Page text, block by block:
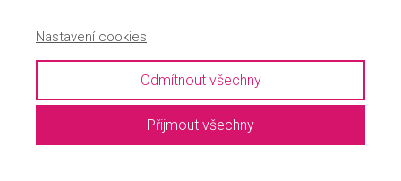
Nastavení cookies
Odmítnout všechny
Přijmout všechny